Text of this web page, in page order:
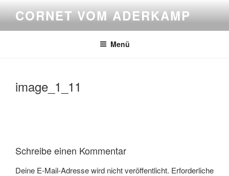
Inhalt
springen
CORNET VOM ADERKAMP
Menü
image_1_11
Schreibe einen Kommentar
Deine E-Mail-Adresse wird nicht veröffentlicht. Erforderliche